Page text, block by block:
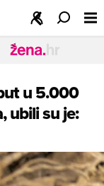
u 5.000
ubili su je: